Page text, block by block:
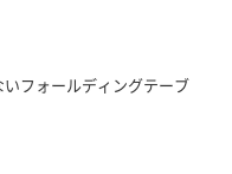
フォールディングテーブ